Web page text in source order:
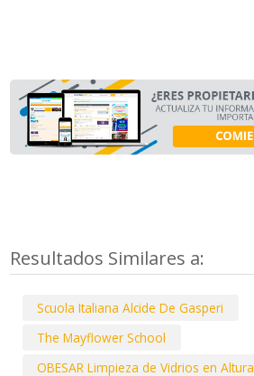
Resultados Similares a:
Scuola Italiana Alcide De Gasperi
The Mayflower School
OBESAR Limpieza de Vidrios en Altura